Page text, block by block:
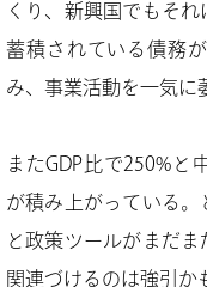
くり、新興国でもそ
蓄積されている債務
み、事業活動を一気に
またGDP比で250%と
が積み上がっている
と政策ツールがまだ
関連づけるのは強引か